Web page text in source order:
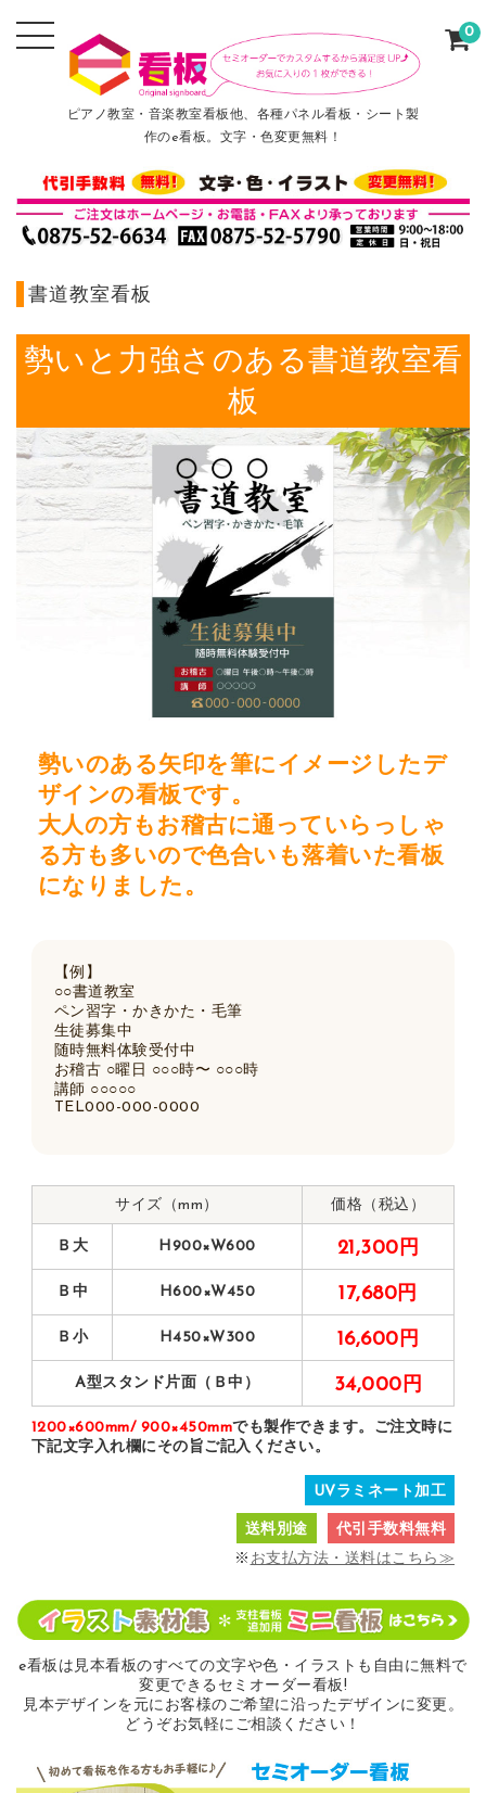
ピアノ教室・音楽教室看板他、各種パネル看板・シート製
作のe看板。文字・色変更無料！
0
書道教室看板
勢いと力強さのある書道教室看
板
勢いのある矢印を筆にイメージしたデ
ザインの看板です。
大人の方もお稽古に通っていらっしゃ
る方も多いので色合いも落着いた看板
になりました。
【例】
○○書道教室
ペン習字・かきかた・毛筆
生徒募集中
随時無料体験受付中
お稽古 ○曜日 ○○○時〜 ○○○時
講師 ○○○○○
TEL000-000-0000
サイズ（mm） 価格（税込）
Ｂ大 H900×W600 21,300円
Ｂ中 H600×W450 17,680円
Ｂ小 H450×W300 16,600円
A型スタンド片面（Ｂ中） 34,000円
1200×600mm/ 900×450mmでも製作できます。ご注文時に
下記文字入れ欄にその旨ご記入ください。
UVラミネート加工
送料別途
代引手数料無料
※ お支払方法・送料はこちら≫
e看板は見本看板のすべての文字や色・イラストも自由に無料で
変更できるセミオーダー看板!
見本デザインを元にお客様のご希望に沿ったデザインに変更。
どうぞお気軽にご相談ください！